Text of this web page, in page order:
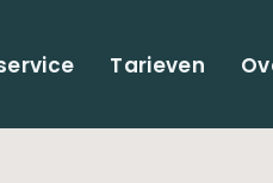
Tarieven